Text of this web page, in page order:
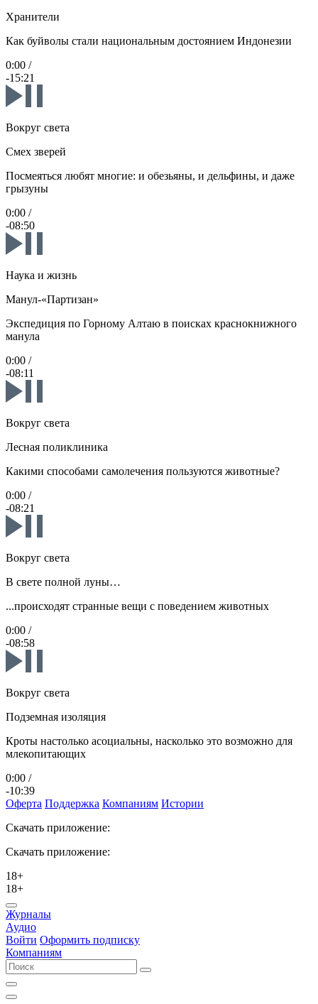
Хранители
Как буйволы стали национальным достоянием Индонезии
0:00 /
-15:21
Вокруг света
Смех зверей
Посмеяться любят многие: и обезьяны, и дельфины, и даже
грызуны
0:00 /
-08:50
Наука и жизнь
Манул-«Партизан»
Экспедиция по Горному Алтаю в поисках краснокнижного
манула
0:00 /
-08:11
Вокруг света
Лесная поликлиника
Какими способами самолечения пользуются животные?
0:00 /
-08:21
Вокруг света
В свете полной луны…
...происходят странные вещи с поведением животных
0:00 /
-08:58
Вокруг света
Подземная изоляция
Кроты настолько асоциальны, насколько это возможно для
млекопитающих
0:00 /
-10:39
Оферта Поддержка Компаниям Истории
Скачать приложение:
Скачать приложение:
18+
18+
Журналы
Аудио
Войти Оформить подписку
Компаниям